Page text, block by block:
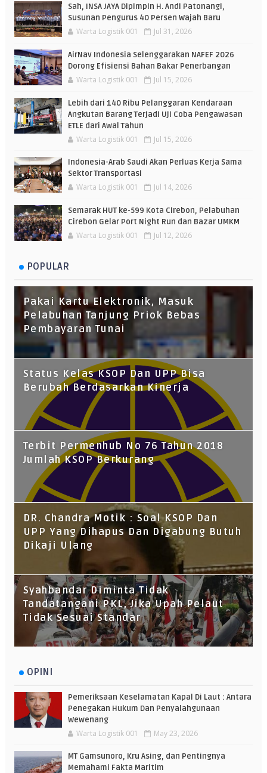
Sah, INSA JAYA Dipimpin H. Andi Patonangi,
Susunan Pengurus 40 Persen Wajah Baru
Warta Logistik 001 Jul 31, 2026
AirNav Indonesia Selenggarakan NAFEF 2026
Dorong Efisiensi Bahan Bakar Penerbangan
Warta Logistik 001 Jul 15, 2026
Lebih dari 140 Ribu Pelanggaran Kendaraan
Angkutan Barang Terjadi Uji Coba Pengawasan
ETLE dari Awal Tahun
Warta Logistik 001 Jul 15, 2026
Indonesia-Arab Saudi Akan Perluas Kerja Sama
Sektor Transportasi
Warta Logistik 001 Jul 14, 2026
Semarak HUT ke-599 Kota Cirebon, Pelabuhan
Cirebon Gelar Port Night Run dan Bazar UMKM
Warta Logistik 001 Jul 12, 2026
POPULAR
Pakai Kartu Elektronik, Masuk
Pelabuhan Tanjung Priok Bebas
Pembayaran Tunai
Status Kelas KSOP Dan UPP Bisa
Berubah Berdasarkan Kinerja
Terbit Permenhub No 76 Tahun 2018
Jumlah KSOP Berkurang
DR. Chandra Motik : Soal KSOP Dan
UPP Yang Dihapus Dan Digabung Butuh
Dikaji Ulang
Syahbandar Diminta Tidak
Tandatangani PKL, Jika Upah Pelaut
Tidak Sesuai Standar
OPINI
Pemeriksaan Keselamatan Kapal Di Laut : Antara
Penegakan Hukum Dan Penyalahgunaan
Wewenang
Warta Logistik 001 May 23, 2026
MT Gamsunoro, Kru Asing, dan Pentingnya
Memahami Fakta Maritim